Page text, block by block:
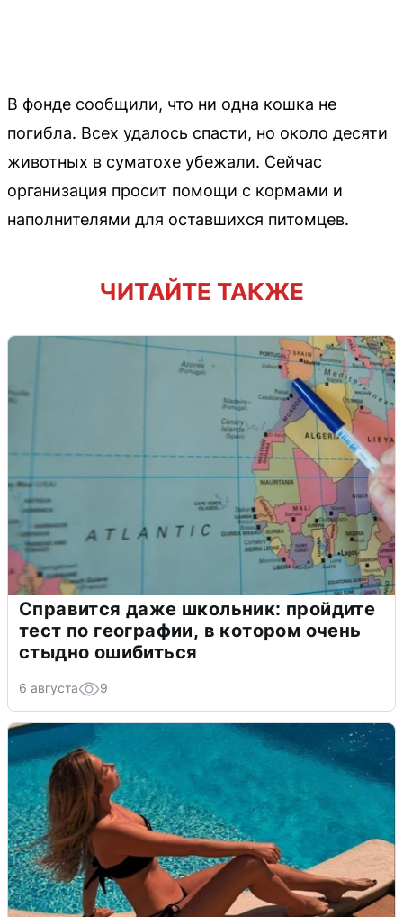
В фонде сообщили, что ни одна кошка не
погибла. Всех удалось спасти, но около десяти
животных в суматохе убежали. Сейчас
организация просит помощи с кормами и
наполнителями для оставшихся питомцев.
ЧИТАЙТЕ ТАКЖЕ
Справится даже школьник: пройдите
тест по географии, в котором очень
стыдно ошибиться
6 августа 9